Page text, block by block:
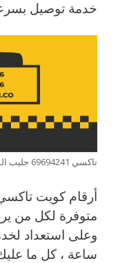
خدمة توصيل
تاكسي 69694241 جليب الشيوخ – ارقام تكاسي جليب الشيوخ
متوفرة لكل من
ساعة ، كل ما